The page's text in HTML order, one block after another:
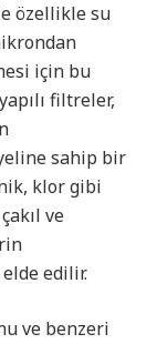
özellikle su
için bu
filtreler,
sahip bir
klor gibi
ve
edilir.
ve benzeri